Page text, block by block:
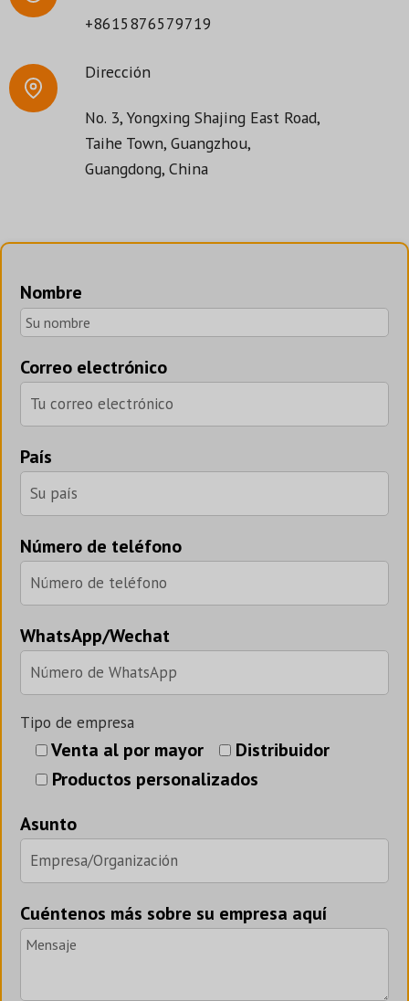
+8615876579719
Dirección
No. 3, Yongxing Shajing East Road,
Taihe Town, Guangzhou,
Guangdong, China
Nombre
Correo electrónico
País
Número de teléfono
WhatsApp/Wechat
Tipo de empresa
Venta al por mayor
Distribuidor
Productos personalizados
Asunto
Cuéntenos más sobre su empresa aquí